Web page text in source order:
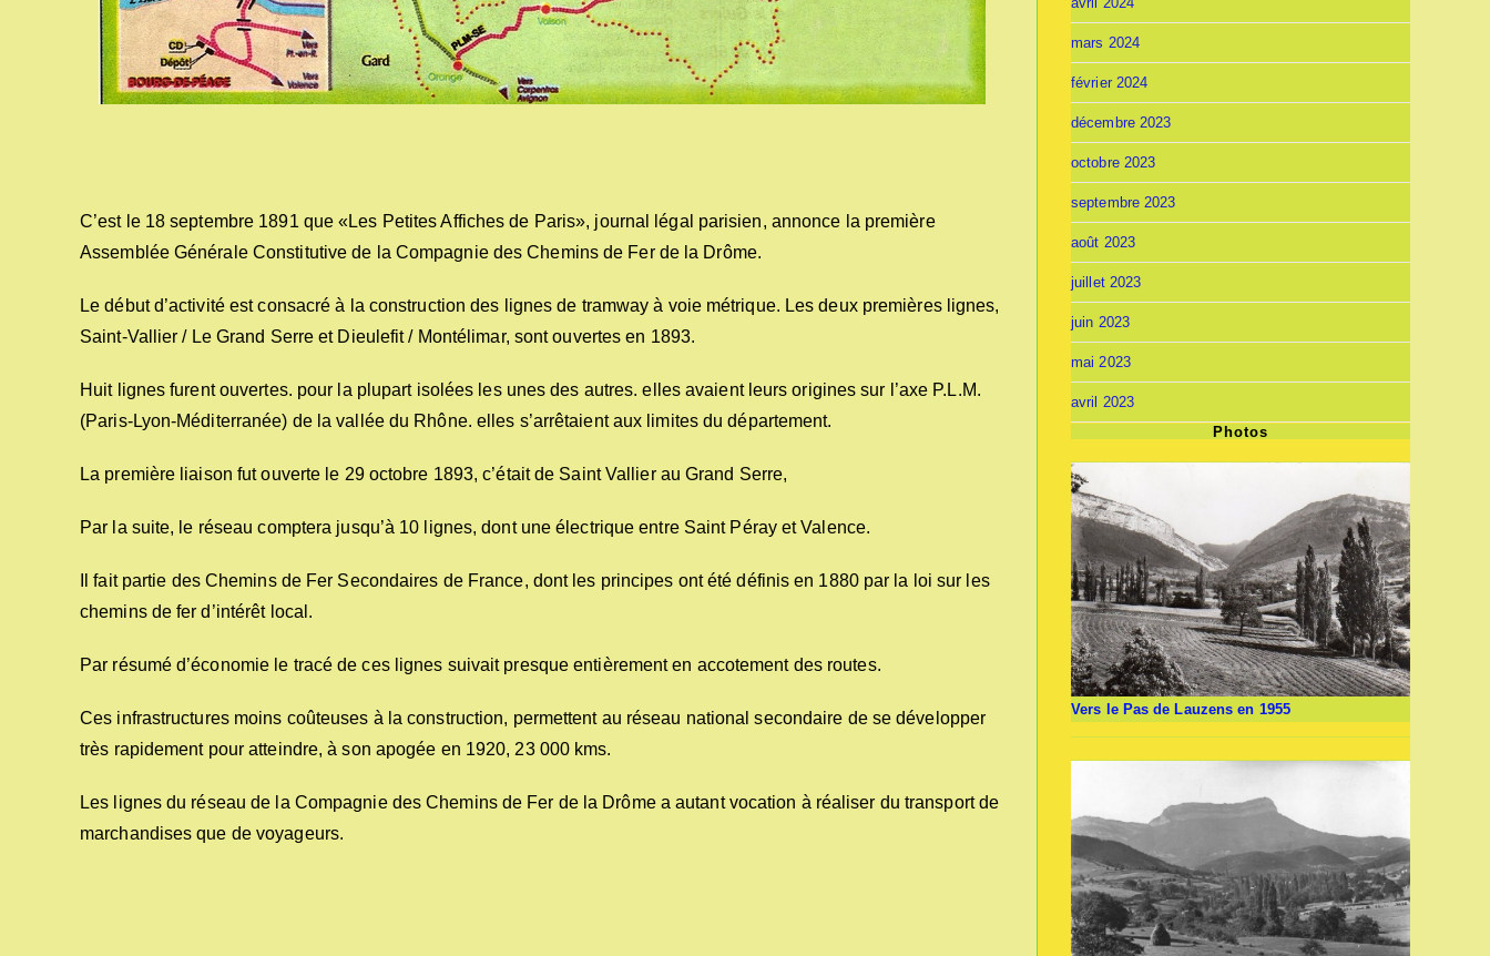
C’est le 18 septembre 1891 que «Les Petites Affiches de Paris», journal légal parisien, annonce la première
Assemblée Générale Constitutive de la Compagnie des Chemins de Fer de la Drôme.
Le début d’activité est consacré à la construction des lignes de tramway à voie métrique. Les deux premières lignes,
Saint-Vallier / Le Grand Serre et Dieulefit / Montélimar, sont ouvertes en 1893.
Huit lignes furent ouvertes. pour la plupart isolées les unes des autres. elles avaient leurs origines sur l’axe P.L.M.
(Paris-Lyon-Méditerranée) de la vallée du Rhône. elles s’arrêtaient aux limites du département.
La première liaison fut ouverte le 29 octobre 1893, c’était de Saint Vallier au Grand Serre,
Par la suite, le réseau comptera jusqu’à 10 lignes, dont une électrique entre Saint Péray et Valence.
Il fait partie des Chemins de Fer Secondaires de France, dont les principes ont été définis en 1880 par la loi sur les
chemins de fer d’intérêt local.
Par résumé d’économie le tracé de ces lignes suivait presque entièrement en accotement des routes.
Ces infrastructures moins coûteuses à la construction, permettent au réseau national secondaire de se développer
très rapidement pour atteindre, à son apogée en 1920, 23 000 kms.
Les lignes du réseau de la Compagnie des Chemins de Fer de la Drôme a autant vocation à réaliser du transport de
marchandises que de voyageurs.
mars 2024
février 2024
décembre 2023
octobre 2023
septembre 2023
août 2023
juillet 2023
juin 2023
mai 2023
avril 2023
Photos
Vers le Pas de Lauzens en 1955